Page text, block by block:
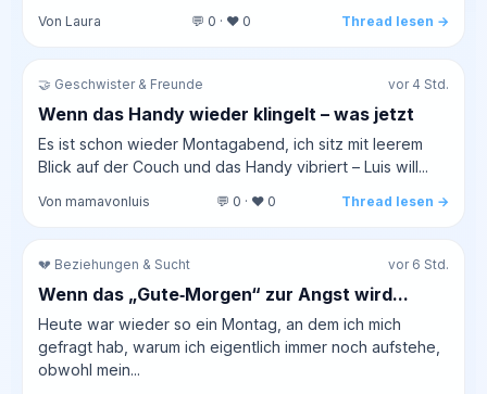
Von Laura 💬 0 · ❤️ 0 Thread lesen →
🤝 Geschwister & Freunde vor 4 Std.
Wenn das Handy wieder klingelt – was jetzt
Es ist schon wieder Montagabend, ich sitz mit leerem
Blick auf der Couch und das Handy vibriert – Luis will...
Von mamavonluis 💬 0 · ❤️ 0 Thread lesen →
💔 Beziehungen & Sucht vor 6 Std.
Wenn das „Gute‑Morgen“ zur Angst wird...
Heute war wieder so ein Montag, an dem ich mich
gefragt hab, warum ich eigentlich immer noch aufstehe,
obwohl mein...